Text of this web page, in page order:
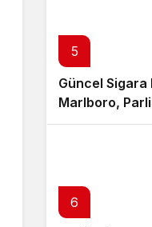
5
Güncel Sigara
Marlboro,
ve Tüm Sigara
6